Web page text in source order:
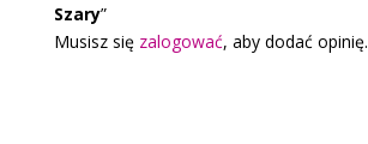
Szary”
Musisz się zalogować, aby dodać opinię.